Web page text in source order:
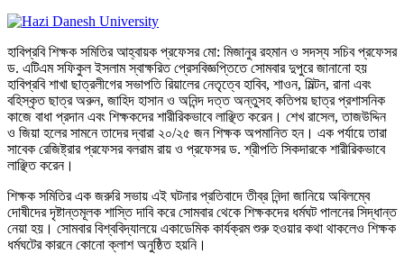
হাবিপ্রবি শিক্ষক সমিতির আহ্বায়ক প্রফেসর মো: মিজানুর রহমান ও সদস্য সচিব প্রফেসর
ড. এটিএম সফিকুল ইসলাম স্বাক্ষরিত প্রেসবিজ্ঞপ্তিতে সোমবার দুপুরে জানানো হয়
হাবিপ্রবি শাখা ছাত্রলীগের সভাপতি রিয়ালের নেতৃত্বে হাবিব, শাওন, মিল্টন, রানা এবং
বহিস্কৃত ছাত্র অরুন, জাহিদ হাসান ও অনিন্দ দত্ত অন্তুসহ কতিপয় ছাত্র প্রশাসনিক
কাজে বাধা প্রদান এবং শিক্ষকদের শারীরিকভাবে লাঞ্ছিত করেন। শেখ রাসেল, তাজউদ্দিন
ও জিয়া হলের সামনে তাদের দ্বারা ২০/২৫ জন শিক্ষক অপমানিত হন। এক পর্যায়ে তারা
সাবেক রেজিষ্ট্রার প্রফেসর বলরাম রায় ও প্রফেসর ড. শ্রীপতি সিকদারকে শারীরিকভাবে
লাঞ্ছিত করেন।
শিক্ষক সমিতির এক জরুরি সভায় এই ঘটনার প্রতিবাদে তীব্র নিন্দা জানিয়ে অবিলম্বে
দোষীদের দৃষ্টান্তমূলক শাস্তি দাবি করে সোমবার থেকে শিক্ষকদের ধর্মঘট পালনের সিদ্ধান্ত
নেয়া হয়। সোমবার বিশ্ববিদ্যালয়ে একাডেমিক কার্যক্রম শুরু হওয়ার কথা থাকলেও শিক্ষক
ধর্মঘটের কারনে কোনো ক্লাশ অনুষ্ঠিত হয়নি।